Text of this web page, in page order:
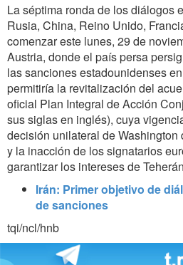
La séptima ronda de los diálogos
Rusia, China, Reino Unido,
comenzar este lunes, 29 de
Austria, donde el país persa
las sanciones estadounidenses
permitiría la revitalización del
oficial Plan Integral de Acción
sus siglas en inglés), cuya
decisión unilateral de
y la inacción de los signatarios
garantizar los intereses de
Irán: Primer objetivo de
de sanciones
tqi/ncl/hnb